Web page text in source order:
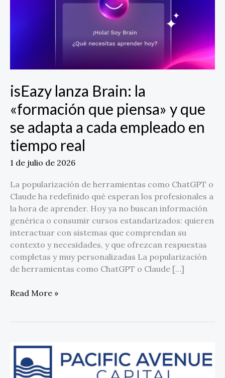
isEazy lanza Brain: la
«formación que piensa» y que
se adapta a cada empleado en
tiempo real
1 de julio de 2026
La popularización de herramientas como ChatGPT o
Claude ha redefinido qué esperan los profesionales a
la hora de aprender. Hoy ya no buscan información
genérica o consumir cursos estandarizados: quieren
interactuar con sistemas que comprendan su
contexto y necesidades, y que ofrezcan respuestas
completas y muy personalizadas La popularización
de herramientas como ChatGPT o Claude […]
a
cada
empleado
en
real
Read More »
Pacific
Avenue
refuerza